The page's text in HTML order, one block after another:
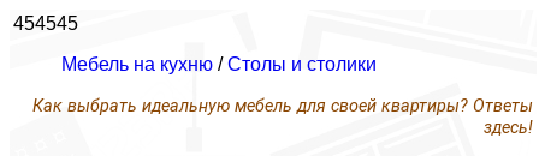
454545
Мебель на кухню /Столы и столики
Как выбрать идеальную мебель для своей квартиры? Ответы
здесь!